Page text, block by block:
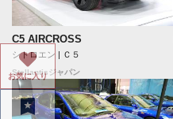
C5 AIRCROSS
シトロエン | Ｃ５
Stellantisジャパン
お気に入り